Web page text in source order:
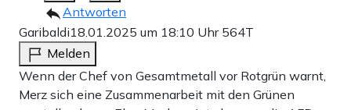
Antworten
Garibaldi18.01.2025 um 18:10 Uhr 564T
Melden
Wenn der Chef von Gesamtmetall vor Rotgrün warnt,
Merz sich eine Zusammenarbeit mit den Grünen